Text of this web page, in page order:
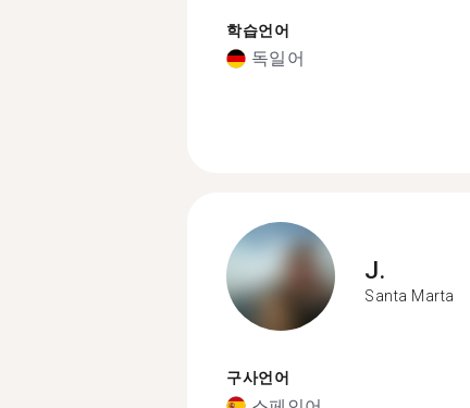
학습언어
독일어
J.
Santa Marta
구사언어